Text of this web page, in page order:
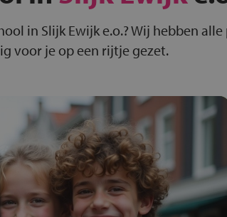
in Slijk Ewijk e.o.? Wij hebben
voor je op een rijtje gezet.